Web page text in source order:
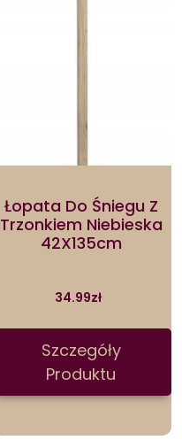
Łopata Do Śniegu Z
Trzonkiem Niebieska
42X135cm
34.99zł
Szczegóły
Produktu